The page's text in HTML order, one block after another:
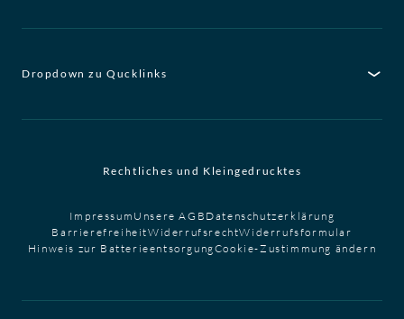
Dropdown zu Qucklinks
Rechtliches und Kleingedrucktes
Impressum Unsere AGB Datenschutzerklärung
BarrierefreiheitWiderrufsrechtWiderrufsformular
Hinweis zur BatterieentsorgungCookie-Zustimmung ändern